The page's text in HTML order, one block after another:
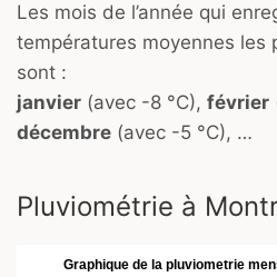
Les mois de l’année qui
températures moyennes les
sont :
janvier (avec -8 °C), février
décembre (avec -5 °C), …
Pluviométrie à
Graphique de la pluviometrie